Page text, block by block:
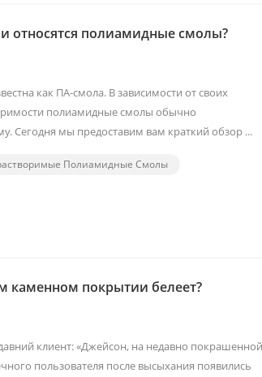
относятся полиамидные смолы?
как ПА-смола. В зависимости от своих
полиамидные смолы обычно
Сегодня мы предоставим вам краткий обзор ...
Полиамидные Смолы
каменном покрытии белеет?
клиент: «Джейсон, на недавно покрашенной
пользователя после высыхания появились